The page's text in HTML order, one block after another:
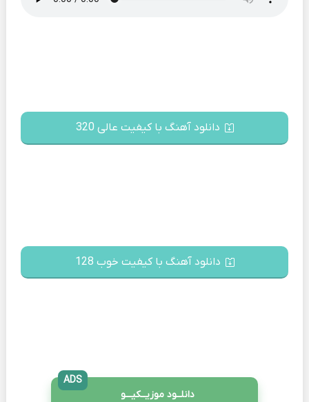
دانلود آهنگ با کیفیت عالی 320
دانلود آهنگ با کیفیت خوب 128
دانلــود موزیــکیـــو
ADS